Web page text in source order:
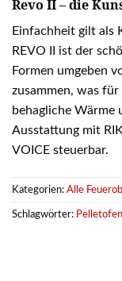
Revo II – die
Einfachheit gilt als
REVO II ist der
Formen umgeben
zusammen, was
behagliche Wärme
Ausstattung mit
VOICE steuerbar.
Kategorien: Alle
Schlagwörter: Pelletofen